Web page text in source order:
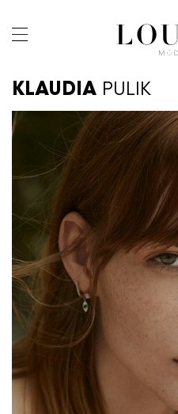
KLAUDIA PULIK